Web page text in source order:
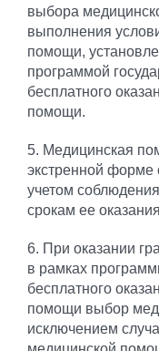
выбора
выполнения
помощи,
программой
бесплатного
помощи.
5. Медицинская
экстренной форме
учетом
срокам ее
6. При оказании
в рамках
бесплатного
помощи выбор
исключением